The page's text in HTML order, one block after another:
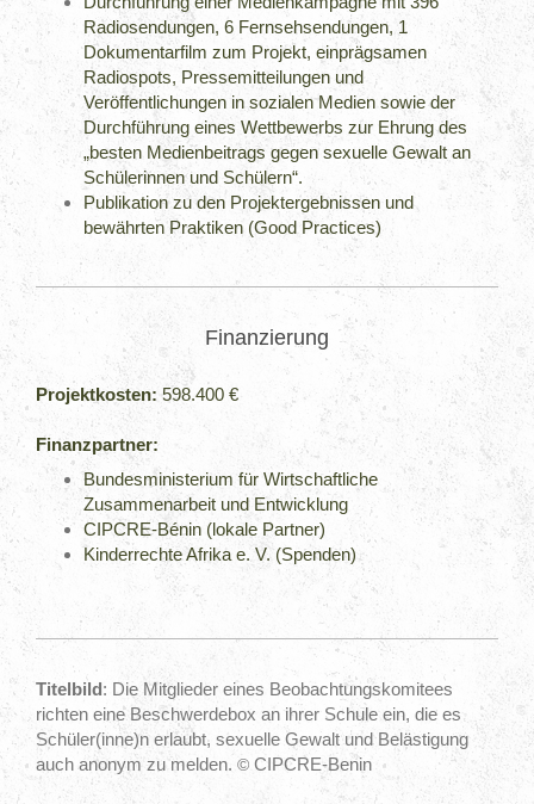
Radiosendungen, 6 Fernsehsendungen, 1
Dokumentarfilm zum Projekt, einprägsamen
Radiospots, Pressemitteilungen und
Veröffentlichungen in sozialen Medien sowie der
Durchführung eines Wettbewerbs zur Ehrung des
„besten Medienbeitrags gegen sexuelle Gewalt an
Schülerinnen und Schülern“.
Publikation zu den Projektergebnissen und
bewährten Praktiken (Good Practices)
Finanzierung
Projektkosten: 598.400 €
Finanzpartner:
Bundesministerium für Wirtschaftliche
Zusammenarbeit und Entwicklung
CIPCRE-Bénin (lokale Partner)
Kinderrechte Afrika e. V. (Spenden)
Titelbild: Die Mitglieder eines Beobachtungskomitees
richten eine Beschwerdebox an ihrer Schule ein, die es
Schüler(inne)n erlaubt, sexuelle Gewalt und Belästigung
auch anonym zu melden.© CIPCRE-Benin